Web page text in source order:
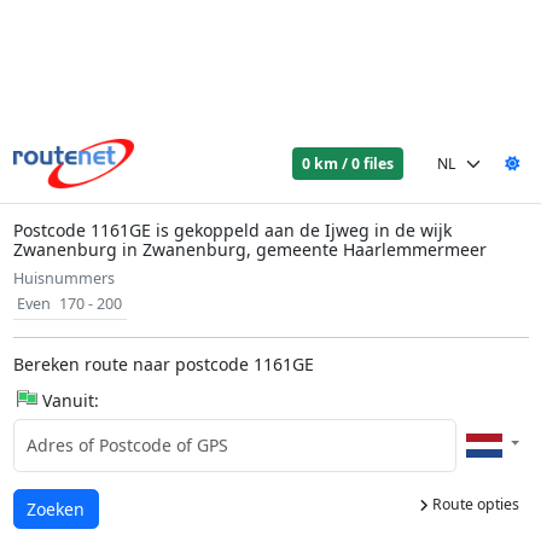
0 km / 0 files
Postcode 1161GE is gekoppeld aan de Ijweg in de wijk
Zwanenburg in Zwanenburg, gemeente Haarlemmermeer
Huisnummers
Even 170 - 200
Bereken route naar postcode 1161GE
Vanuit:
Route opties
Laden...
Zoeken